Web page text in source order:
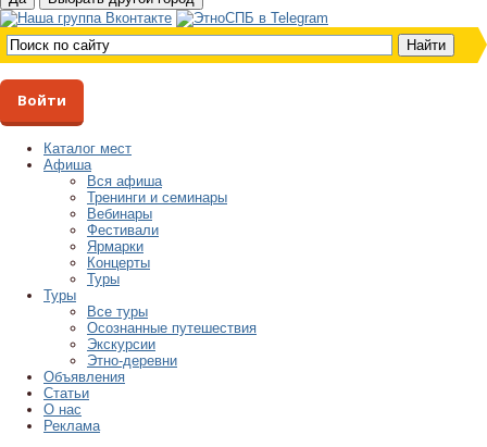
Войти
Каталог мест
Афиша
Вся афиша
Тренинги и семинары
Вебинары
Фестивали
Ярмарки
Концерты
Туры
Туры
Все туры
Осознанные путешествия
Экскурсии
Этно-деревни
Объявления
Статьи
О нас
Реклама